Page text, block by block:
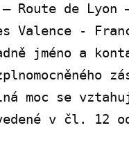
Route de Lyon
Valence -
jméno a
moc se
v čl. 12